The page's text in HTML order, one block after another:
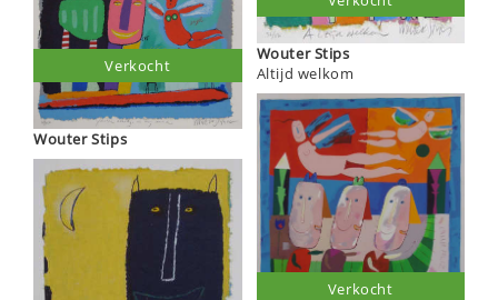
Wouter Stips
Verkocht
Wouter Stips
Altijd welkom
Verkocht